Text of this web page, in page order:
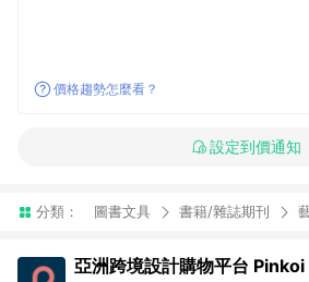
價格趨勢怎麼看？
設定到價通知
分類： 圖書文具 書籍/雜誌期刊
亞洲跨境設計購物平台 Pinkoi